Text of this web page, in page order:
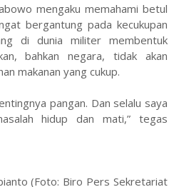
mengaku memahami betul
bergantung pada kecukupan
di dunia militer membentuk
bahkan negara, tidak akan
makanan yang cukup.
pangan. Dan selalu saya
hidup dan mati,” tegas
(Foto: Biro Pers Sekretariat